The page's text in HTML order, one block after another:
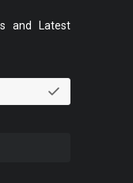
and Latest